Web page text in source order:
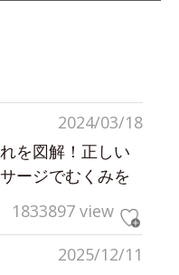
2024/03/18
を図解！正しい
ージでむくみを
1833897 view
2025/12/11